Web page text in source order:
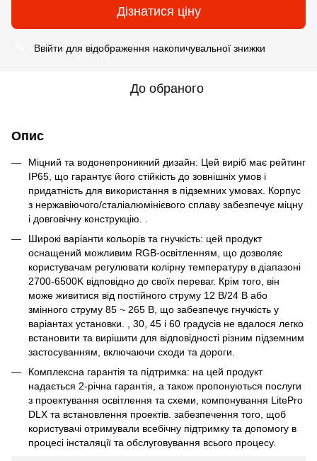
Дізнатися ціну
Ввійти для відображення накопичувальної знижки
До обраного
Опис
Міцний та водонепроникний дизайн: Цей виріб має рейтинг
IP65, що гарантує його стійкість до зовнішніх умов і
придатність для використання в підземних умовах. Корпус
з нержавіючого/сталіалюмінієвого сплаву забезпечує міцну
і довговічну конструкцію. .
Широкі варіанти кольорів та гнучкість: цей продукт
оснащений можливим RGB-освітленням, що дозволяє
користувачам регулювати колірну температуру в діапазоні
2700-6500K відповідно до своїх переваг. Крім того, він
може живитися від постійного струму 12 В/24 В або
змінного струму 85 ~ 265 В, що забезпечує гнучкість у
варіантах установки. , 30, 45 і 60 градусів не вдалося легко
встановити та вирішити для відповідності різним підземним
застосуванням, включаючи сходи та дороги.
Комплексна гарантія та підтримка: на цей продукт
надається 2-річна гарантія, а також пропонуються послуги
з проектування освітлення та схеми, компонування LitePro
DLX та встановлення проектів. забезпечення того, щоб
користувачі отримували всебічну підтримку та допомогу в
процесі інсталяції та обслуговування всього процесу.